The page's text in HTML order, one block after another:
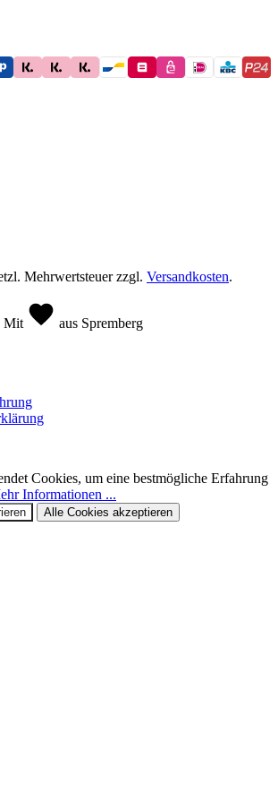
Mehrwertsteuer zzgl. Versandkosten.
Mit
aus Spremberg
Cookies, um eine bestmögliche Erfahrung
Informationen ...
Alle Cookies akzeptieren